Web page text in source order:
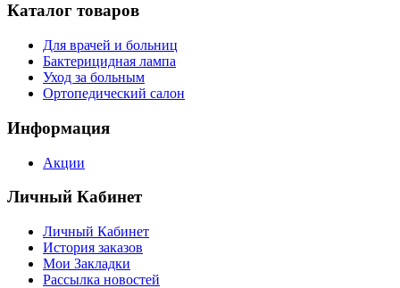
Каталог товаров
Для врачей и больниц
Бактерицидная лампа
Уход за больным
Ортопедический салон
Информация
Акции
Личный Кабинет
Личный Кабинет
История заказов
Мои Закладки
Рассылка новостей